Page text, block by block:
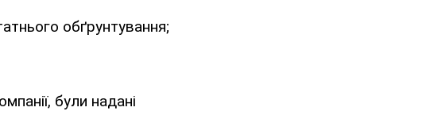
обґрунтування;
були надані